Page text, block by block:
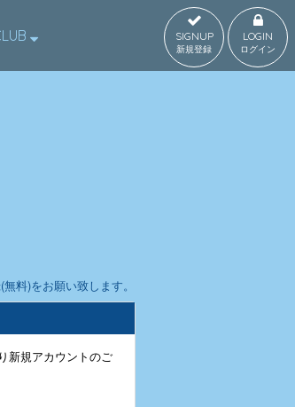
SIGNUP
新規登録
LOGIN
ログイン
料)をお願い致します。
新規アカウントのご